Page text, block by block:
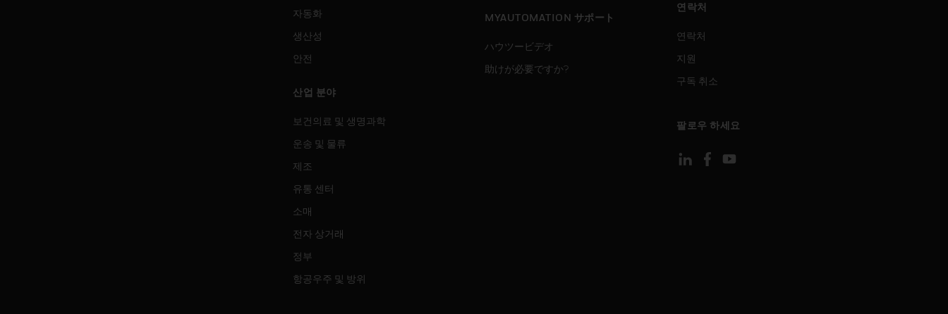
자동화
생산성
안전
산업 분야
보건의료 및 생명과학
운송 및 물류
제조
유통 센터
소매
전자 상거래
정부
항공우주 및 방위
MYAUTOMATION サポート
ハウツービデオ
助けが必要ですか?
연락처
연락처
지원
구독 취소
팔로우 하세요